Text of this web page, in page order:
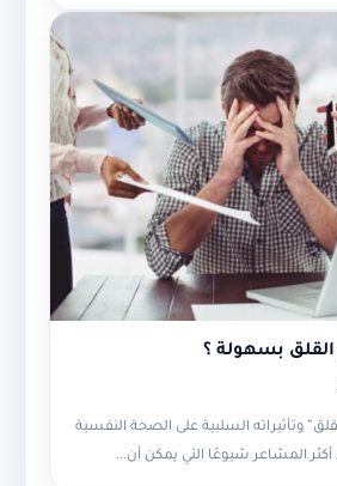
بسهولة ؟
وتأثيراته السلبية على الصحة النفسية
المشاعر شيوعًا التي يمكن أن...